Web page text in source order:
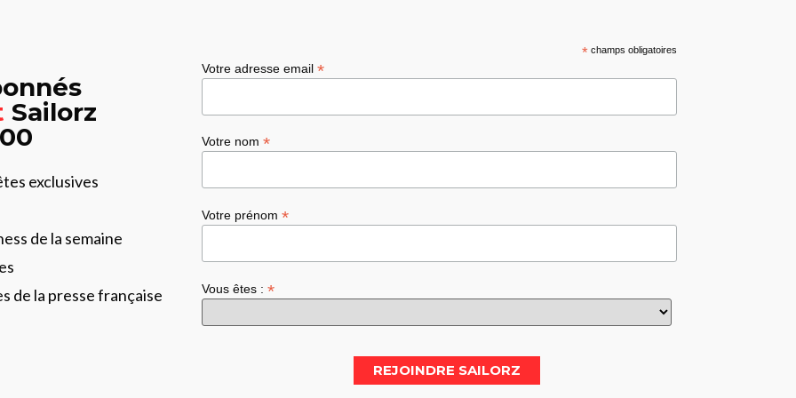
Sailorz
exclusives
de la semaine
de la presse française
*champs obligatoires
Votre adresse email*
Votre nom*
Votre prénom*
Vous êtes :*